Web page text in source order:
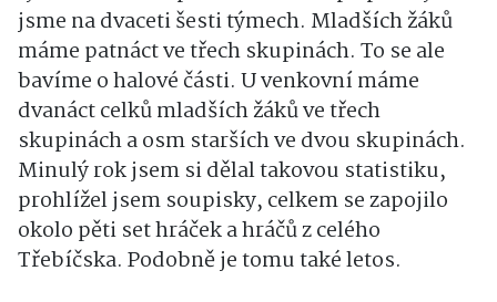
jsme na dvaceti šesti týmech. Mladších žáků
máme patnáct ve třech skupinách. To se ale
bavíme o halové části. U venkovní máme
dvanáct celků mladších žáků ve třech
skupinách a osm starších ve dvou skupinách.
Minulý rok jsem si dělal takovou statistiku,
prohlížel jsem soupisky, celkem se zapojilo
okolo pěti set hráček a hráčů z celého
Třebíčska. Podobně je tomu také letos.